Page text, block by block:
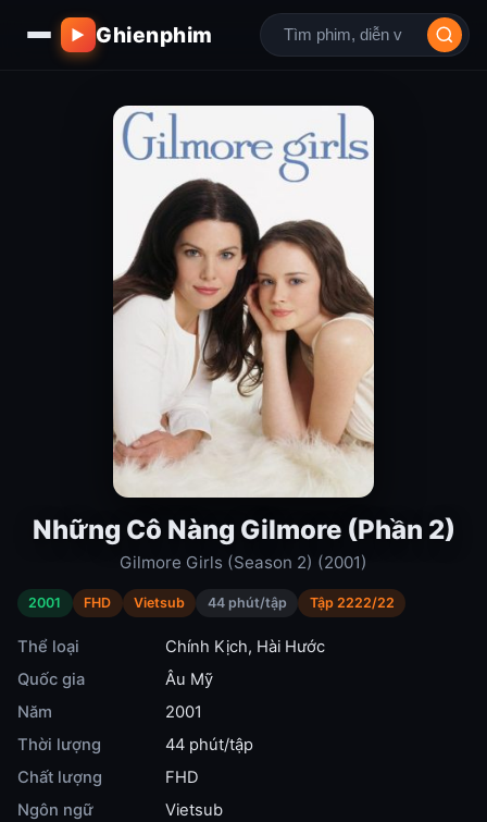
▶ Ghienphim
Những Cô Nàng Gilmore (Phần 2)
Gilmore Girls (Season 2) (2001)
2001 FHD Vietsub 44 phút/tập Tập 2222/22
Thể loại Chính Kịch, Hài Hước
Quốc gia
Âu Mỹ
Năm
2001
Thời lượng
44 phút/tập
Chất lượng
FHD
Ngôn ngữ
Vietsub